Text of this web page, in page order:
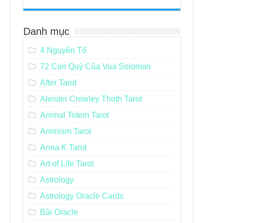
Danh mục
4 Nguyên Tố
72 Con Quỷ Của Vua Solomon
After Tarot
Aleister Crowley Thoth Tarot
Animal Totem Tarot
Animism Tarot
Anna K Tarot
Art of Life Tarot
Astrology
Astrology Oracle Cards
Bài Oracle